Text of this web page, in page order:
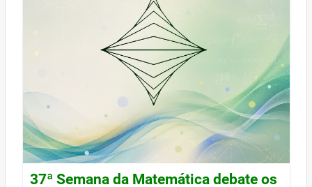
37ª Semana da Matemática debate os